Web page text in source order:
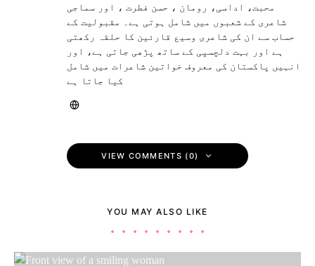
محبت، اداسی، رومان ، حسن فطرت ، اور سماجی
شاعری کے شعبوں میں شامل ہوتی ہے۔ مقبولیت کے
حساب سے ان کی شاعری وسیع قارئین کا حلقہ رکھتی
ہے اور بہت دلچسپی کے ساتھ پڑھی جاتی ہے، اور
انہیں پاکستان کی معروف خواتین شاعرات میں شامل
کیا جاتا ہے
VIEW COMMENTS (0)
YOU MAY ALSO LIKE